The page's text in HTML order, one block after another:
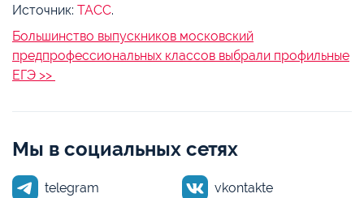
Источник: ТАСС.
Большинство выпускников московский
предпрофессиональных классов выбрали профильные
ЕГЭ >>
Мы в социальных сетях
telegram vkontakte